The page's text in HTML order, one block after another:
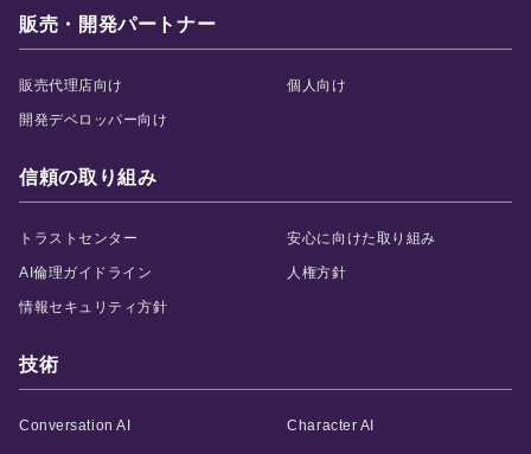
販売・開発パートナー
販売代理店向け 個人向け
開発デベロッパー向け
信頼の取り組み
トラストセンター 安心に向けた取り組み
AI倫理ガイドライン 人権方針
情報セキュリティ方針
技術
Conversation AI Character AI